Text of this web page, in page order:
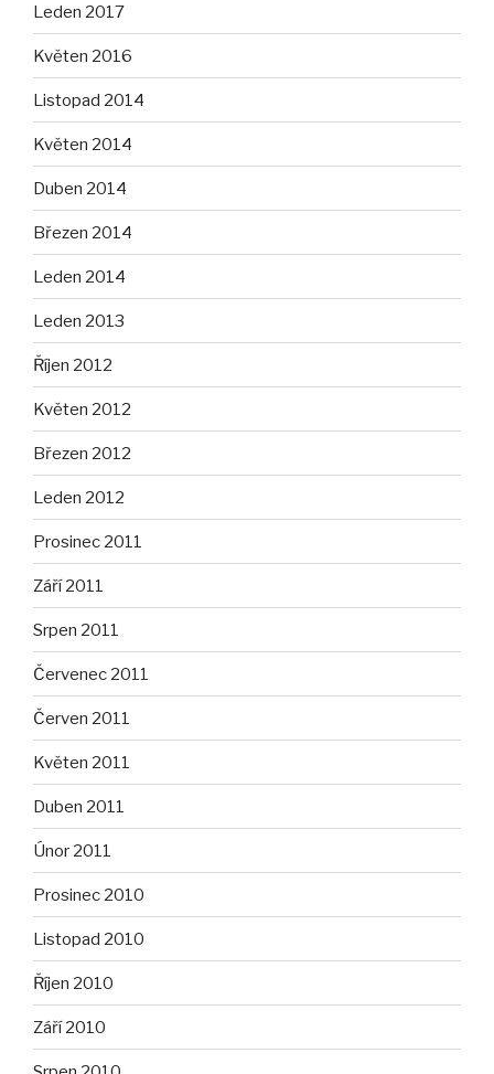
Leden 2017
Květen 2016
Listopad 2014
Květen 2014
Duben 2014
Březen 2014
Leden 2014
Leden 2013
Říjen 2012
Květen 2012
Březen 2012
Leden 2012
Prosinec 2011
Září 2011
Srpen 2011
Červenec 2011
Červen 2011
Květen 2011
Duben 2011
Únor 2011
Prosinec 2010
Listopad 2010
Říjen 2010
Září 2010